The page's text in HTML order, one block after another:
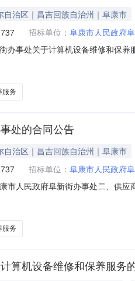
自治区｜昌吉回族自治州｜阜康市
招标单位： 阜康市人民政府
办事处关于计算机设备维修和保
额（元）:项目所在行政区划编码
服务
处的合同公告
自治区｜昌吉回族自治州｜阜康市
招标单位： 阜康市人民政府
市人民政府阜新街办事处二、供
或标的基本概况：七、其它事项
服务
算机设备维修和保养服务